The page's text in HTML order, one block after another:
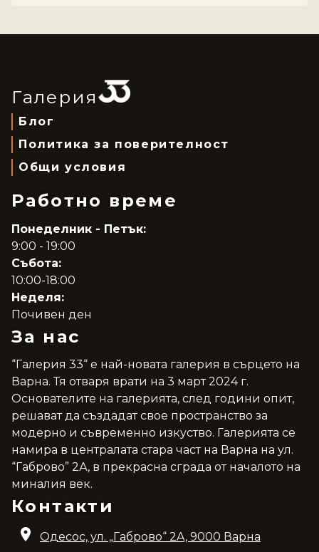
Галерия
Блог
Политика за поверителност
Общи условия
Работно време
Понеделник - Петък:
9:00 - 19:00
Събота:
10:00-18:00
Неделя:
Почивен ден
За нас
“Галерия 33“ е най-новата галерия в сърцето на
Варна. Тя отваря врати на 3 март 2024 г.
Основателите на галерията, след години опит,
решават да създадат свое пространство за
модерно и съвременно изкуство. Галерията се
намира в централата стара част на Варна на ул.
“Габрово” 2А, в прекрасна сграда от началото на
миналия век.
Контакти
Одесос, ул. „Габрово“ 2A, 9000 Варна